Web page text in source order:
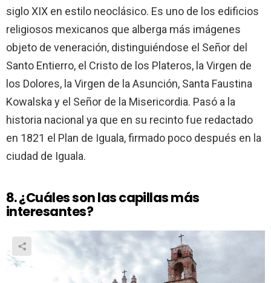
siglo XIX en estilo neoclásico. Es uno de los edificios
religiosos mexicanos que alberga más imágenes
objeto de veneración, distinguiéndose el Señor del
Santo Entierro, el Cristo de los Plateros, la Virgen de
los Dolores, la Virgen de la Asunción, Santa Faustina
Kowalska y el Señor de la Misericordia. Pasó a la
historia nacional ya que en su recinto fue redactado
en 1821 el Plan de Iguala, firmado poco después en la
ciudad de Iguala.
8. ¿Cuáles son las capillas más
interesantes?